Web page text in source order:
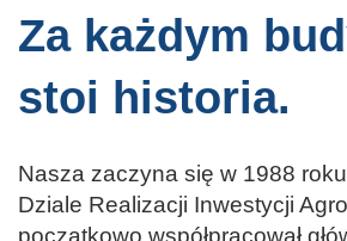
Za każdym
stoi historia.
Nasza zaczyna się w 1988
Dziale Realizacji Inwestycji